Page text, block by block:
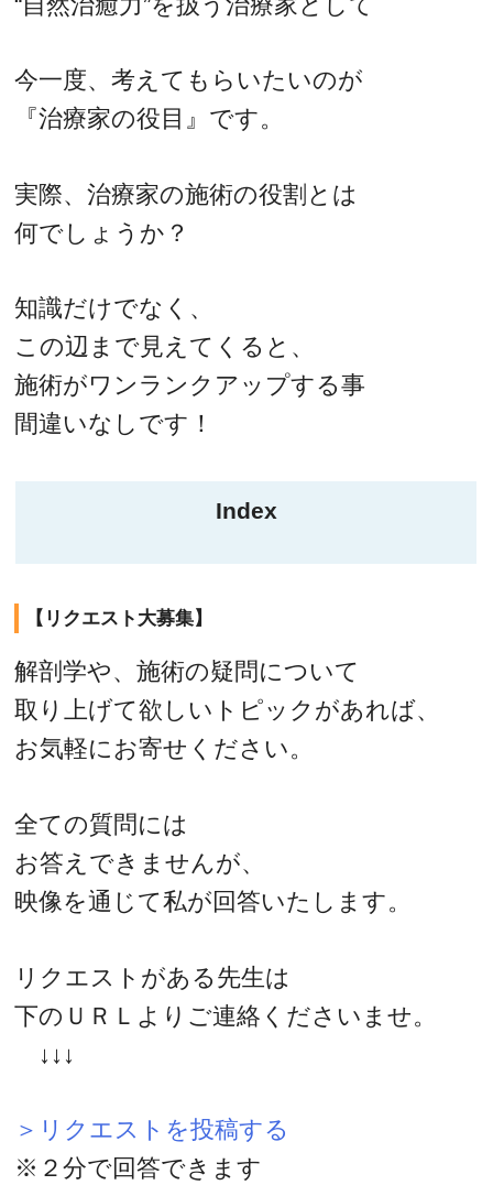
今一度、考えてもらいたいのが
『治療家の役目』です。
実際、治療家の施術の役割とは
何でしょうか？
知識だけでなく、
この辺まで見えてくると、
施術がワンランクアップする事
間違いなしです！
Index
【リクエスト大募集】
解剖学や、施術の疑問について
取り上げて欲しいトピックがあれば、
お気軽にお寄せください。
全ての質問には
お答えできませんが、
映像を通じて私が回答いたします。
リクエストがある先生は
下のＵＲＬよりご連絡くださいませ。
↓↓↓
＞リクエストを投稿する
※２分で回答できます